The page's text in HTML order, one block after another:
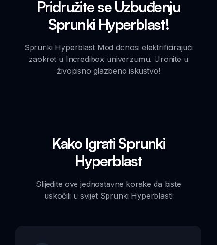
Pridružite se Uzbuđenju
Sprunki Hyperblast!
Sprunki Hyperblast Mod donosi elektrificirajući
zaokret u Incredibox univerzumu. Uronite u
živopisno glazbeno iskustvo!
Kako Igrati Sprunki
Hyperblast
Slijedite ove jednostavne korake da biste
uskočili u svijet Sprunki Hyperblast!